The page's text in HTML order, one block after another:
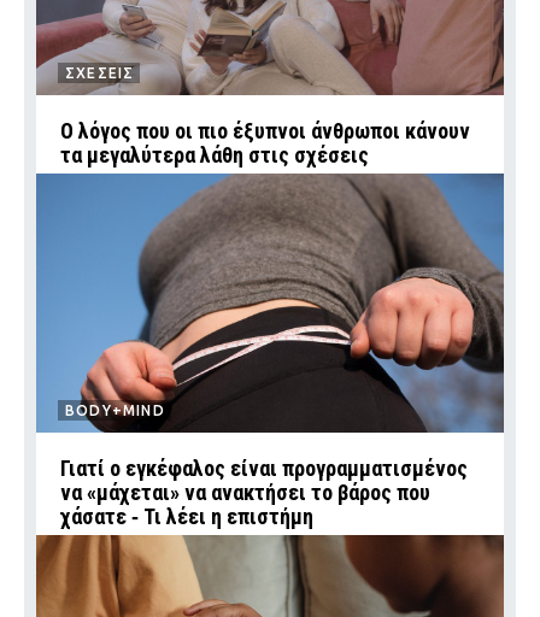
ΣΧΕΣΕΙΣ
Ο λόγος που οι πιο έξυπνοι άνθρωποι κάνουν
τα μεγαλύτερα λάθη στις σχέσεις
BODY+MIND
Γιατί ο εγκέφαλος είναι προγραμματισμένος
να «μάχεται» να ανακτήσει το βάρος που
χάσατε ‑ Τι λέει η επιστήμη